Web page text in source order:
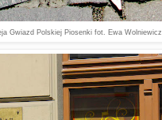
Gwiazd Polskiej Piosenki fot. Ewa Wolniewicz